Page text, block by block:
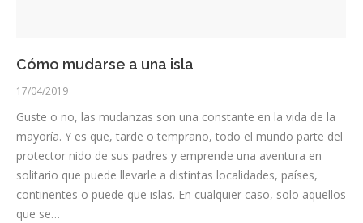
Cómo mudarse a una isla
17/04/2019
Guste o no, las mudanzas son una constante en la vida de la
mayoría. Y es que, tarde o temprano, todo el mundo parte del
protector nido de sus padres y emprende una aventura en
solitario que puede llevarle a distintas localidades, países,
continentes o puede que islas. En cualquier caso, solo aquellos
que se…